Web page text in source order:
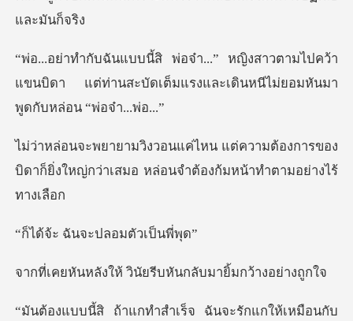
าวตามไปคว้า
แขนบิดา แต่ท่านสะบัดเต็มแรงและเดิ
ามต้องการของ
บิดาก็ยิ่งใหญ่กว่าเสมอ หล
ันจะปลอมตัว
วินัยรีบหันกลับมาย
กทำสำเร็จ ฉันจะรักแกใ